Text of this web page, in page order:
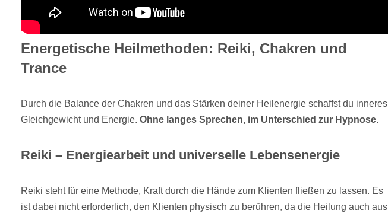
Energetische Heilmethoden: Reiki, Chakren und
Trance
Durch die Balance der Chakren und das Stärken deiner Heilenergie schaffst du inneres
Gleichgewicht und Energie. Ohne langes Sprechen, im Unterschied zur Hypnose.
Reiki – Energiearbeit und universelle Lebensenergie
Reiki steht für eine Methode, Kraft durch die Hände zum Klienten fließen zu lassen. Es
ist dabei nicht erforderlich, den Klienten physisch zu berühren, da die Heilung auch aus